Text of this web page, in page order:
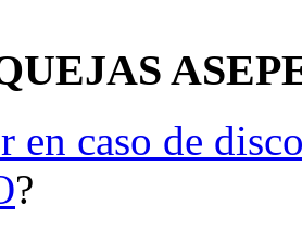
en caso de
?